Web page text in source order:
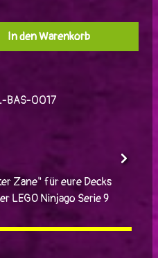
gewünschten Wert
In den Warenkorb
BAS-0017
Zane" für eure Decks
LEGO Ninjago Serie 9